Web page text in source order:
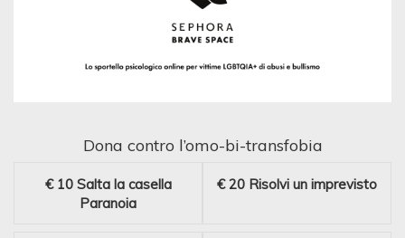
Dona contro l’omo-bi-transfobia
€ 10 Salta la casella
Paranoia
€ 20 Risolvi un imprevisto